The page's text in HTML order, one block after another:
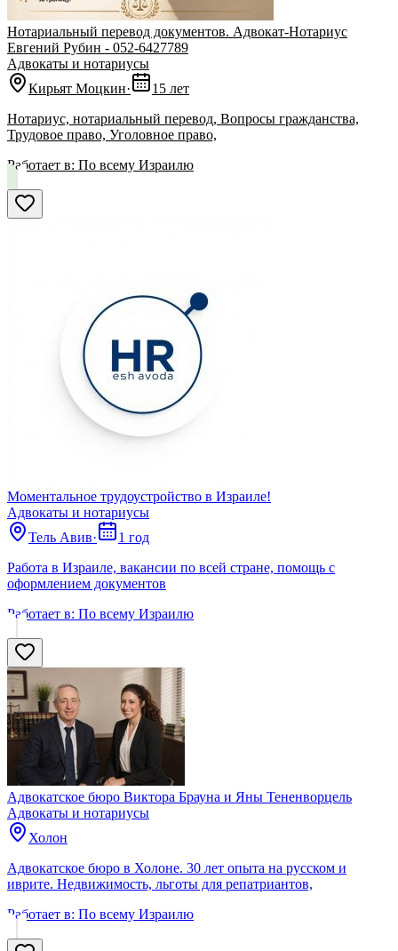
Нотариальный перевод документов. Адвокат-Нотариус
Евгений Рубин - 052-6427789
Адвокаты и нoтариусы
Кирьят Моцкин·
15 лет
Нотариус, нотариальный перевод, Вопросы гражданства,
Трудовое право, Уголовное право,
Работает в: По всему Израилю
Моментальное трудоустройство в Израиле!
Адвокаты и нoтариусы
Тель Авив·
1 год
Работа в Израиле, вакансии по всей стране, помощь с
оформлением документов
Работает в: По всему Израилю
Адвокатское бюро Виктора Брауна и Яны Тененворцель
Адвокаты и нoтариусы
Холон
Адвокатское бюро в Холоне. 30 лет опыта на русском и
иврите. Недвижимость, льготы для репатриантов,
Работает в: По всему Израилю